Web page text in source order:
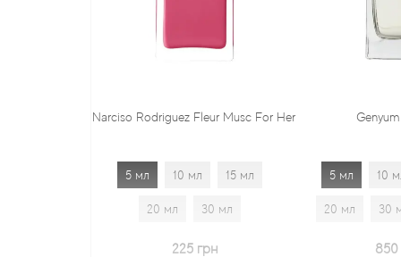
Rodriguez Fleur Musc For Her
15 мл
Genyum Painter
5 мл 15 мл
20 мл 1.7 мл